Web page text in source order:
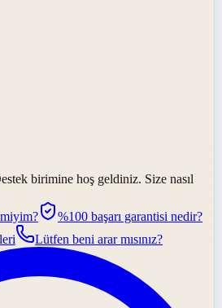
birimine hoş geldiniz. Size nasıl
%100 başarı garantisi nedir?
Lütfen beni arar mısınız?